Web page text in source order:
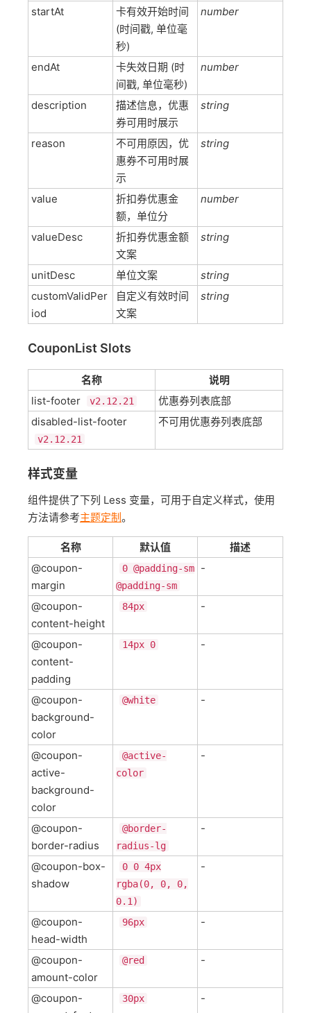
startAt
卡有效开始时间
(时间戳, 单位毫
秒)
number
endAt
卡失效日期 (时
间戳, 单位毫秒)
number
description
描述信息，优惠
券可用时展示
string
reason
不可用原因，优
惠券不可用时展
示
string
value
折扣券优惠金
额，单位分
number
valueDesc
折扣券优惠金额
文案
string
unitDesc 单位文案
string
customValidPer
iod
自定义有效时间
文案
string
CouponList Slots
名称
说明
list-footer
v2.12.21
优惠券列表底部
disabled-list-footer
v2.12.21
不可用优惠券列表底部
样式变量
组件提供了下列 Less 变量，可用于自定义样式，使用
方法请参考主题定制。
名称 默认值
描述
@coupon-
margin
0 @padding-sm
@padding-sm
-
@coupon-
content-height
84px -
@coupon-
content-
padding
14px 0 -
@coupon-
background-
color
@white -
@coupon-
active-
background-
color
@active-
color
-
@coupon-
border-radius
@border-
radius-lg
-
@coupon-box-
shadow
0 0 4px
rgba(0, 0, 0,
0.1)
-
@coupon-
head-width
96px -
@coupon-
amount-color
@red -
@coupon-
30px -